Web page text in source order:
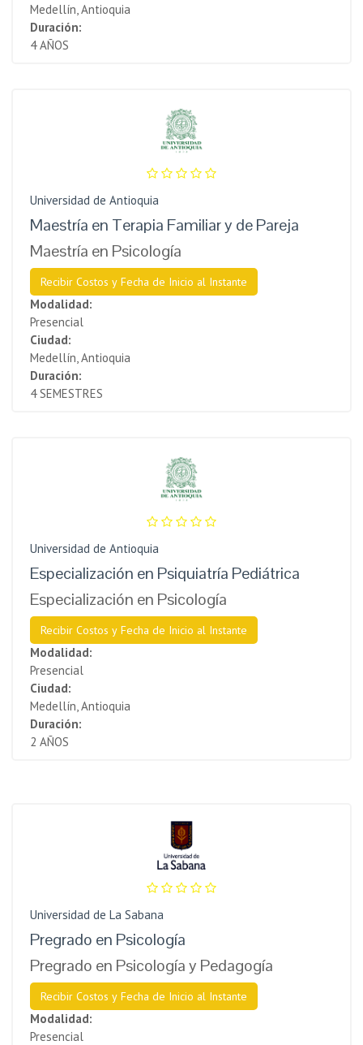
Medellín, Antioquia
Duración:
4 AÑOS
Universidad de Antioquia
Maestría en Terapia Familiar y de Pareja
Maestría en Psicología
Recibir Costos y Fecha de Inicio al Instante
Modalidad:
Presencial
Ciudad:
Medellín, Antioquia
Duración:
4 SEMESTRES
Universidad de Antioquia
Especialización en Psiquiatría Pediátrica
Especialización en Psicología
Recibir Costos y Fecha de Inicio al Instante
Modalidad:
Presencial
Ciudad:
Medellín, Antioquia
Duración:
2 AÑOS
Universidad de La Sabana
Pregrado en Psicología
Pregrado en Psicología y Pedagogía
Recibir Costos y Fecha de Inicio al Instante
Modalidad:
Presencial